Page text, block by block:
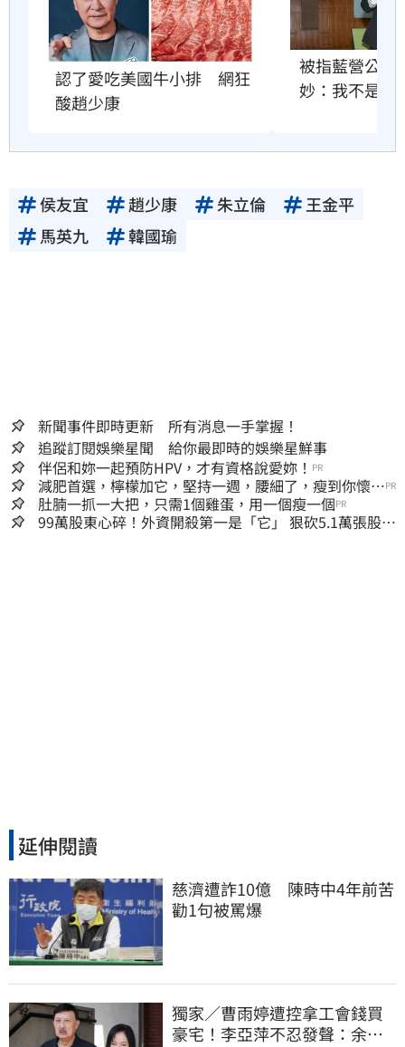
認了愛吃美國牛小排　網狂
酸趙少康
被指藍營公投
妙：我不是
侯友宜 趙少康 朱立倫
王金平
馬英九
韓國瑜
新聞事件即時更新 所有消息一手掌握！
追蹤訂閱娛樂星聞 給你最即時的娛樂星鮮事
伴侶和妳一起預防HPV，才有資格說愛妳！ PR
減肥首選，檸檬加它，堅持一週，腰細了，瘦到你懷疑
人生
PR
肚腩一抓一大把，只需1個雞蛋，用一個瘦一個PR
99萬股東心碎！外資開殺第一是「它」 狠砍5.1萬張股價
延伸閱讀
慈濟遭詐10億　陳時中4年前苦
勸1句被罵爆
獨家／曹雨婷遭控拿工會錢買
豪宅！李亞萍不忍發聲：余天